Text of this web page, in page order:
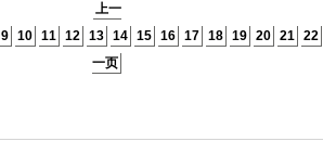
上一
9 10 11 12 13 14 15 16 17 18 19 20 21 22
一页